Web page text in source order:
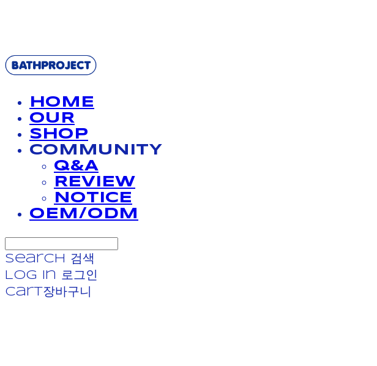
HOME
OUR
SHOP
COMMUNITY
Q&A
REVIEW
NOTICE
OEM/ODM
Search
검색
Log In
로그인
Cart장바구니